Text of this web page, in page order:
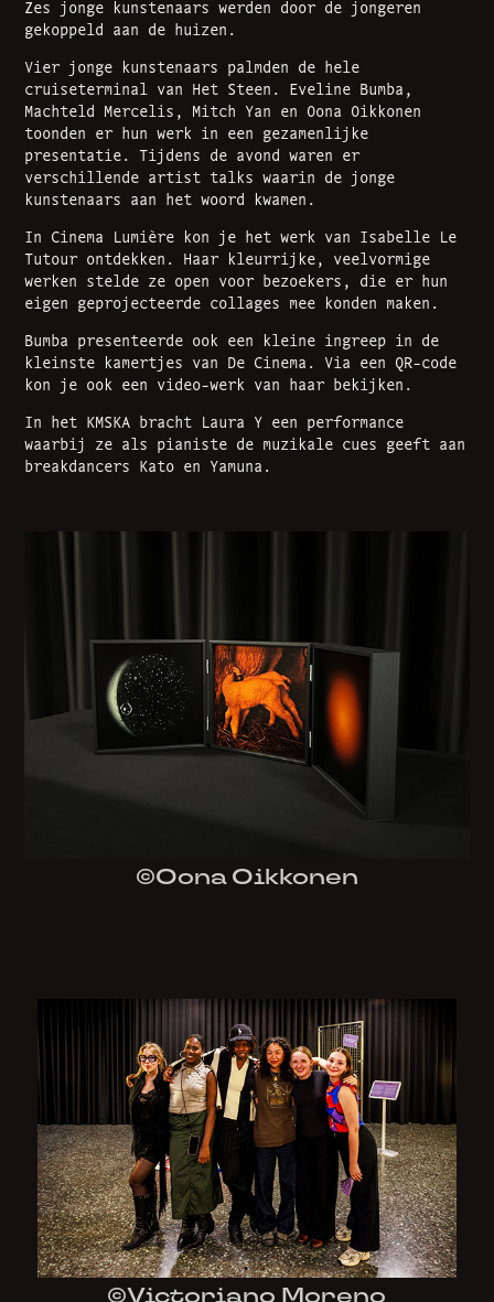
Zes jonge kunstenaars werden door de jongeren
gekoppeld aan de huizen.
Vier jonge kunstenaars palmden de hele
cruiseterminal van Het Steen. Eveline Bumba,
Machteld Mercelis, Mitch Yan en Oona Oikkonen
toonden er hun werk in een gezamenlijke
presentatie. Tijdens de avond waren er
verschillende artist talks waarin de jonge
kunstenaars aan het woord kwamen.
In Cinema Lumière kon je het werk van Isabelle Le
Tutour ontdekken. Haar kleurrijke, veelvormige
werken stelde ze open voor bezoekers, die er hun
eigen geprojecteerde collages mee konden maken.
Bumba presenteerde ook een kleine ingreep in de
kleinste kamertjes van De Cinema. Via een QR-code
kon je ook een video-werk van haar bekijken.
In het KMSKA bracht Laura Y een performance
waarbij ze als pianiste de muzikale cues geeft aan
breakdancers Kato en Yamuna.
©Oona Oikkonen
©Victoriano Moreno